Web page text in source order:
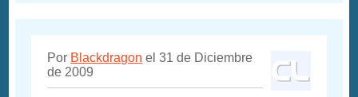
Por Blackdragon el 31 de Diciembre
de 2009